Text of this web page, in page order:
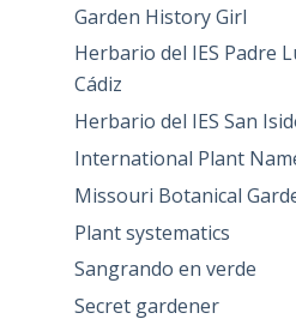
Garden History Girl
Herbario del IES Padre
Cádiz
Herbario del IES San
International Plant
Missouri Botanical
Plant systematics
Sangrando en verde
Secret gardener